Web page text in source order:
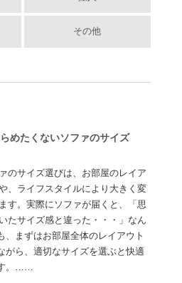
その他
めたくないソファのサイズ
のサイズ選びは、お部屋のレイア
、ライフスタイルにより大きく変
す。実際にソファが届くと、「思
たサイズ感と違った・・・」なん
、まずはお部屋全体のレイアウト
がら、適切なサイズを選ぶと快適
。……